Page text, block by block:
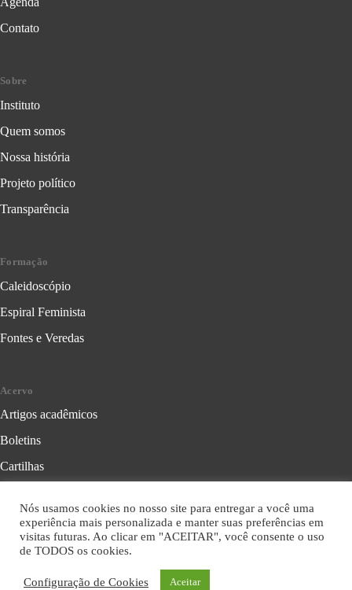
Contato
Sobre
Instituto
Quem somos
Nossa história
Projeto político
Transparência
Formação
Caleidoscópio
Espiral Feminista
Fontes e Veredas
Acervo
Artigos acadêmicos
Boletins
Cartilhas
Folhetos
Livros
Nós usamos cookies no nosso site para entregar a você uma
experiência mais personalizada e manter suas preferências em
visitas futuras. Ao clicar em "ACEITAR", você consente o uso
de TODOS os cookies.
Configuração de Cookies Aceitar